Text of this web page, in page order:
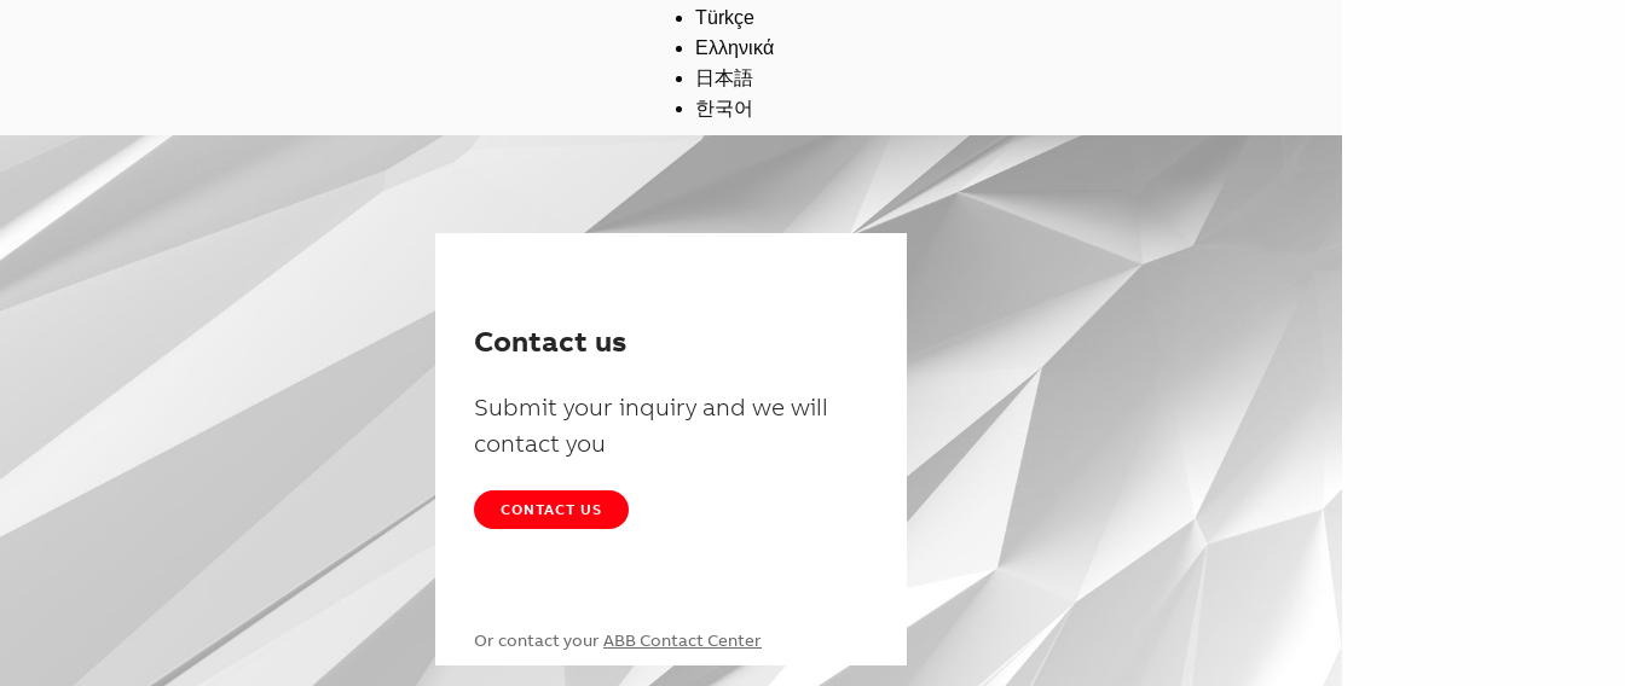
Türkçe
Ελληνικά
日本語
한국어
Contact us
Submit your inquiry and we will
contact you
CONTACT US
Or contact your ABB Contact Center